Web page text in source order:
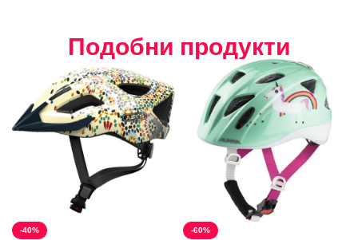
Подобни продукти
-40% -60%